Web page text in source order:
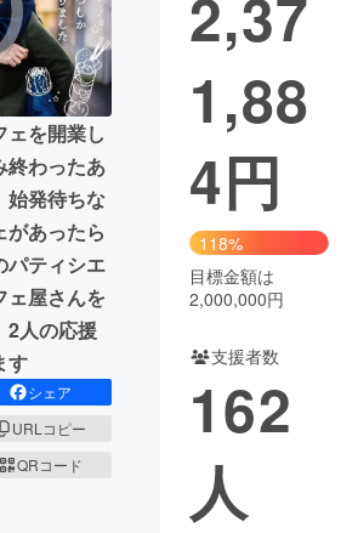
起業
・地域活性化
Social Good
CAMPFIRE Creation
るさと納税machi-ya コミュニティ
ェを開業し
終わったあ
始発待ちな
があったら
パティシエ
ェ屋さんを
2人の応援
す
シェア
URLコピー
QRコード
2,37
1,88
4円
118%
目標金額は
2,000,000円
支援者数
162
人